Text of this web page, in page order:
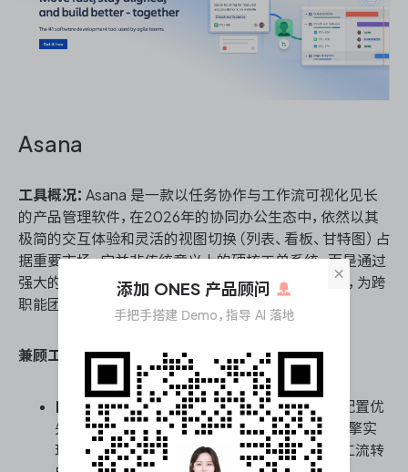
Asana
工具概况： Asana 是一款以任务协作与工作流可视化见长
的产品管理软件，在2026年的协同办公生态中，依然以其
极简的交互体验和灵活的视图切换（列表、看板、甘特图）占
据重要市场。它并非传统意义上的硬核工单系统，而是通过
强大的自定义能力，将产品规划与执行追踪融为一体，为跨
职能团队提供轻量级但足够敏捷的协作底座。
兼顾工单管理能力核心能力：
自定义字段与规则引擎： 支持为不同工单类型配置优
先级、SLA计时器等自定义字段，并通过规则引擎实
现工单状态变更时的自动指派与通知，减少人工流转
×
添加 ONES 产品顾问
手把手搭建 Demo，指导 AI 落地